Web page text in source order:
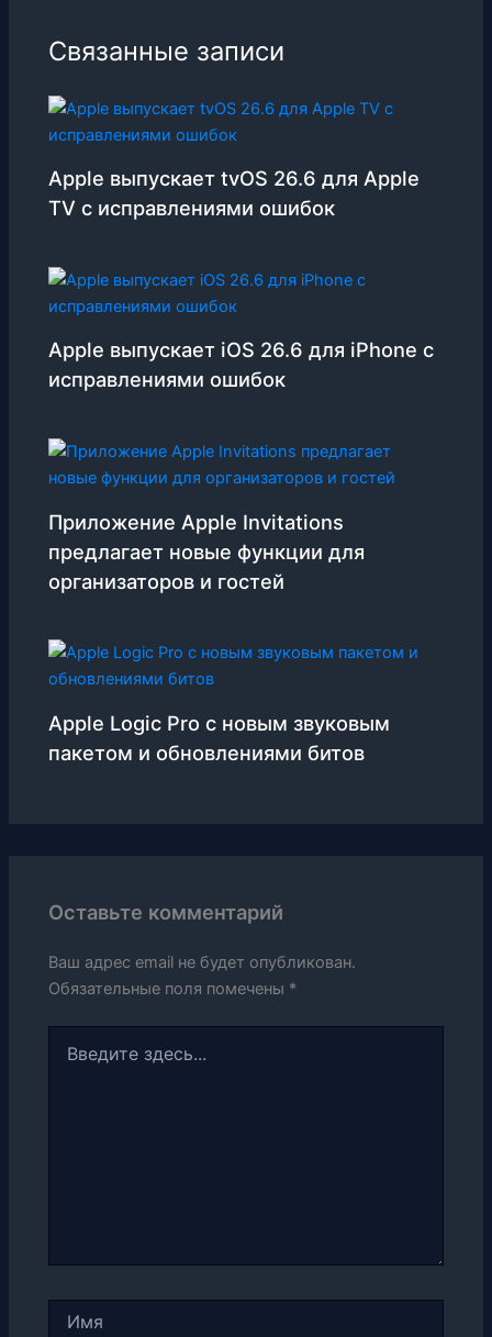
Связанные записи
Apple выпускает tvOS 26.6 для Apple
TV с исправлениями ошибок
Apple выпускает iOS 26.6 для iPhone с
исправлениями ошибок
Приложение Apple Invitations
предлагает новые функции для
организаторов и гостей
Apple Logic Pro с новым звуковым
пакетом и обновлениями битов
Оставьте комментарий
Ваш адрес email не будет опубликован.
Обязательные поля помечены *
здесь...